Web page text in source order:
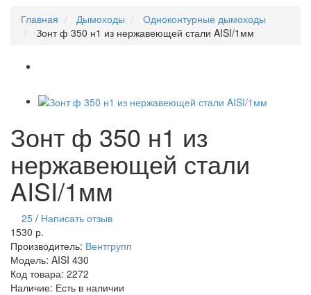
Главная
Дымоходы
Одноконтурные дымоходы
Зонт ф 350 н1 из нержавеющей стали AISI/1мм
Зонт ф 350 н1 из
нержавеющей стали
AISI/1мм
25 / Написать отзыв
1530 р.
Производитель: Вентгрупп
Модель: AISI 430
Код товара: 2272
Наличие: Есть в наличии